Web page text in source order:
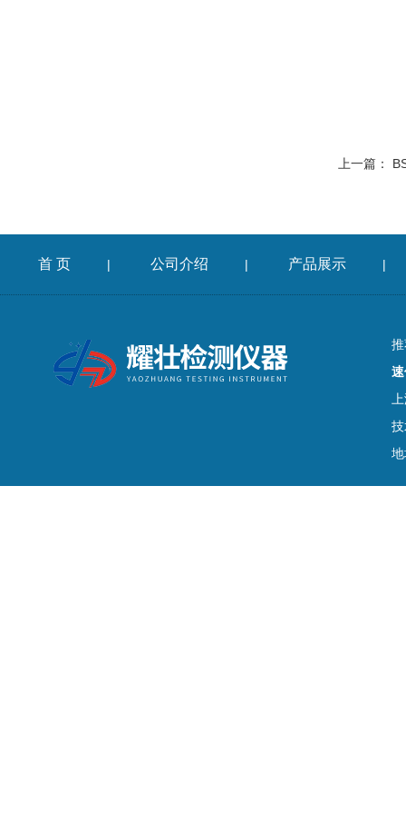
上一篇：
首 页 | 公司介绍 | 产品展示 |